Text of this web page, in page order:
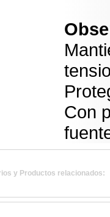
Con
y Productos relacionados: